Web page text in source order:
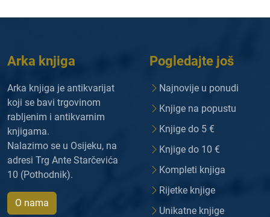
Arka knjiga
Arka knjiga je antikvarijat
koji se bavi trgovinom
rabljenim i antikvarnim
knjigama.
Nalazimo se u Osijeku, na
adresi Trg Ante Starčevića
10 (Pothodnik).
O nama
Pogledajte još
Najnovije u ponudi
Knjige na popustu
Knjige do 5 €
Knjige do 10 €
Kompleti knjiga
Rijetke knjige
Unikatne knjige